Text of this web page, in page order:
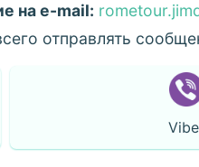
на e-mail:
отправлять